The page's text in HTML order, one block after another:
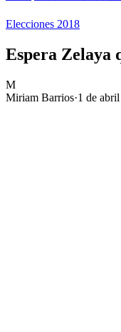
Elecciones 2018
Espera Zelaya
M
Miriam Barrios·1 de